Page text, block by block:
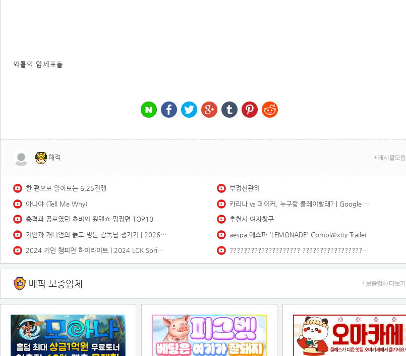
와틀의 암세포들
해적 + 게시물모음
한 편으로 알아보는 6.25전쟁
아니야 (Tell Me Why)
충격과 공포였던 쵸비의 원맨쇼 명장면 TOP10
기인과 캐니언의 늙고 병든 감독님 챙기기 | 2026 젠지 아레나
2024 기인 챔피언 하이라이트 | 2024 LCK Spring Champion Highlight - 크산테(K`sante) #기인 #Kiin #그기인거
부정선관위
카리나 vs 페이커, 누구랑 플레이할래? | Google Play
추천시 여자칭구
aespa 에스파 'LEMONADE' Complæxity Trailer
???????????????????? ???????????????????? #IVE #아이브 #JANGWONYOUNG #장원영 #Shorts
베픽 보증업체 + 보증업체 더보기